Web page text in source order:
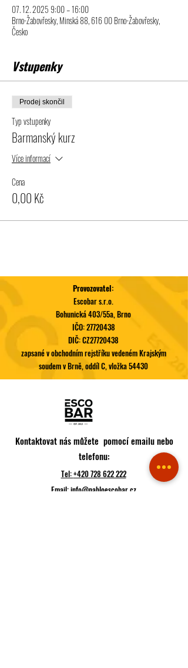
07. 12. 2025 9:00 – 16:00
Brno-Žabovřesky, Minská 88, 616 00 Brno-Žabovřesky,
Česko
Vstupenky
Prodej skončil
Typ vstupenky
Barmanský kurz
Více informací
Cena
0,00 Kč
Provozovatel:
Escobar s.r.o.
Bohunická 403/55a, Brno
IČO:27720438
DIČ: CZ27720438
zapsané v obchodním rejstříku vedeném Krajským
soudem v Brně, oddíl C, vložka 54430
Kontaktovat nás můžete pomocí emailu nebo
telefonu:
Tel:+420 728 622 222
Email:info@pabloescobar.cz